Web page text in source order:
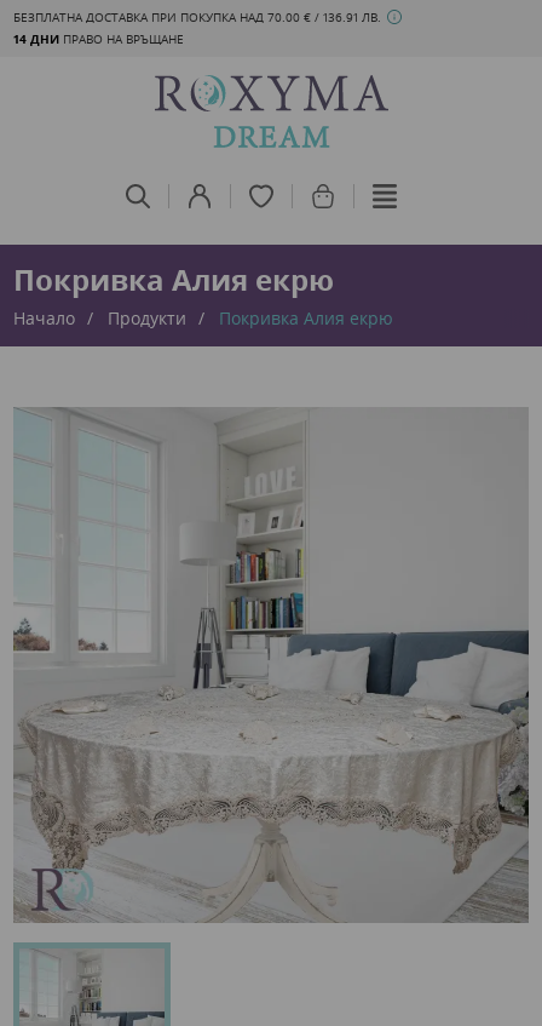
БЕЗПЛАТНА ДОСТАВКА ПРИ ПОКУПКА НАД 70.00 € / 136.91 ЛВ.
14 ДНИ ПРАВО НА ВРЪЩАНЕ
Покривка Алия екрю
Начало Продукти Покривка Алия екрю